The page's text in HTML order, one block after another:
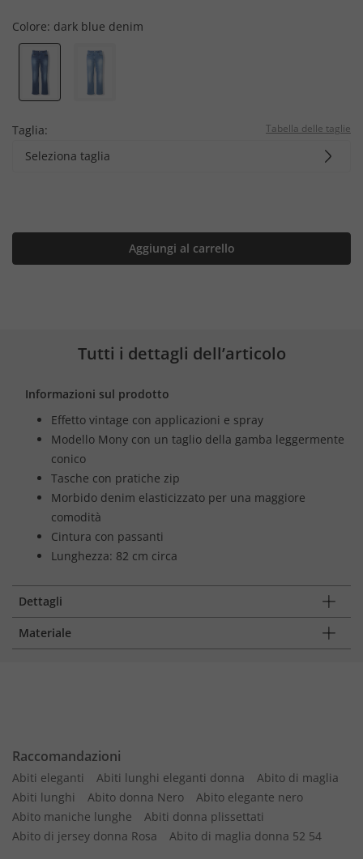
Colore: dark blue denim
Taglia: Tabella delle taglie
Seleziona taglia
Aggiungi al carrello
Tutti i dettagli dell’articolo
Informazioni sul prodotto
Effetto vintage con applicazioni e spray
Modello Mony con un taglio della gamba leggermente
conico
Tasche con pratiche zip
Morbido denim elasticizzato per una maggiore
comodità
Cintura con passanti
Lunghezza: 82 cm circa
Dettagli
Materiale
Raccomandazioni
Abiti eleganti Abiti lunghi eleganti donna
Abito di maglia
Abiti lunghi
Abito donna Nero
Abito elegante nero
Abito maniche lunghe
Abiti donna plissettati
Abito di jersey donna Rosa
Abito di maglia donna 52 54